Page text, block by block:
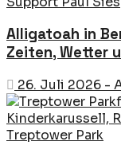
Alligatoah in
Zeiten, Wetter
26. Juli 2026 -